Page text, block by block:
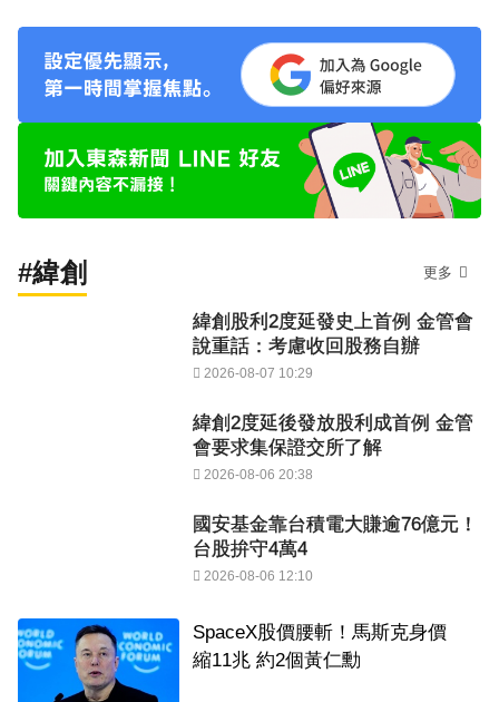
#緯創 更多
緯創股利2度延發史上首例 金管會
說重話：考慮收回股務自辦
2026-08-07 10:29
緯創2度延後發放股利成首例 金管
會要求集保證交所了解
2026-08-06 20:38
國安基金靠台積電大賺逾76億元！
台股拚守4萬4
2026-08-06 12:10
SpaceX股價腰斬！馬斯克身價
縮11兆 約2個黃仁勳